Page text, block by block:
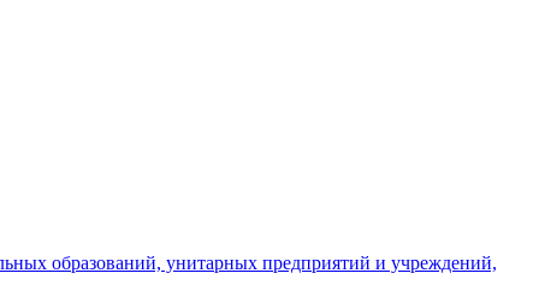
образований, унитарных предприятий и учреждений,